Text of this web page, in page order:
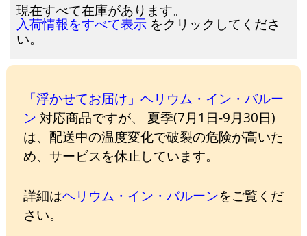
現在すべて在庫があります。
入荷情報をすべて表示 をクリックしてくださ
い。
「浮かせてお届け」ヘリウム・イン・バルー
ン 対応商品ですが、 夏季(7月1日-9月30日)
は、配送中の温度変化で破裂の危険が高いた
め、サービスを休止しています。
詳細はヘリウム・イン・バルーンをご覧くだ
さい。